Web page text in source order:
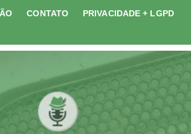
CONTATO PRIVACIDADE + LGPD